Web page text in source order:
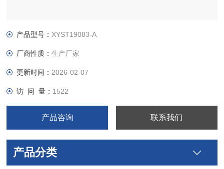
产品型号： XYST19083-A
厂商性质：生产厂家
更新时间： 2026-02-07
访 问 量： 1522
产品咨询 联系我们
产品分类